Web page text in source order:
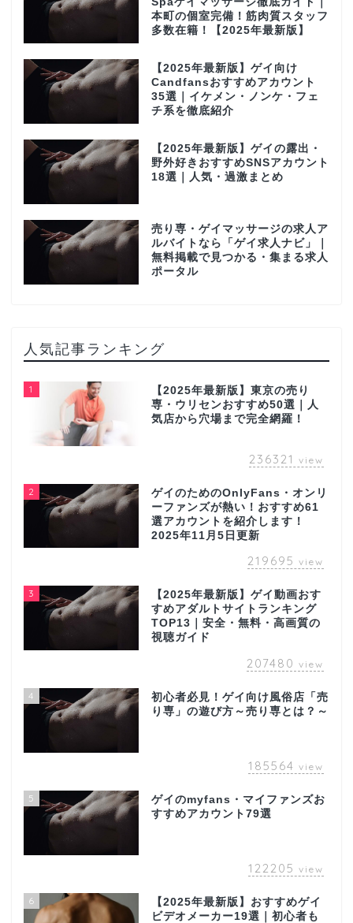
本町の個室完備！筋肉質スタッフ
多数在籍！【2025年最新版】
【2025年最新版】ゲイ向け
Candfansおすすめアカウント
35選｜イケメン・ノンケ・フェ
チ系を徹底紹介
【2025年最新版】ゲイの露出・
野外好きおすすめSNSアカウント
18選｜人気・過激まとめ
売り専・ゲイマッサージの求人ア
ルバイトなら「ゲイ求人ナビ」｜
無料掲載で見つかる・集まる求人
ポータル
人気記事ランキング
1
【2025年最新版】東京の売り
専・ウリセンおすすめ50選｜人
気店から穴場まで完全網羅！
236321 view
2
ゲイのためのOnlyFans・オンリ
ーファンズが熱い！おすすめ61
選アカウントを紹介します！
2025年11月5日更新
219695 view
3
【2025年最新版】ゲイ動画おす
すめアダルトサイトランキング
TOP13｜安全・無料・高画質の
視聴ガイド
207480 view
4
初心者必見！ゲイ向け風俗店「売
り専」の遊び方～売り専とは？～
185564 view
5
ゲイのmyfans・マイファンズお
すすめアカウント79選
122205 view
6
【2025年最新版】おすすめゲイ
ビデオメーカー19選｜初心者も